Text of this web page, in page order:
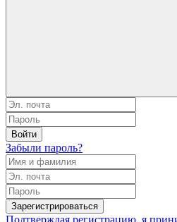
Войти
Забыли пароль?
Зарегистрироваться
Подтверждая регистрацию, я